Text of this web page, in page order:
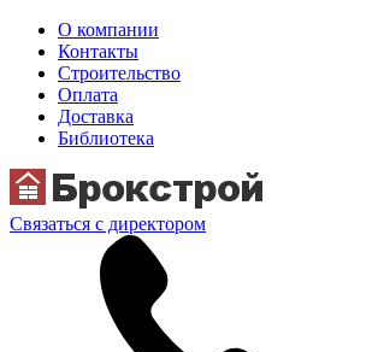
О компании
Контакты
Строительство
Оплата
Доставка
Библиотека
Связаться с директором